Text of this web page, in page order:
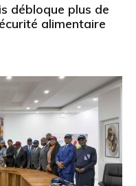
débloque plus de
alimentaire